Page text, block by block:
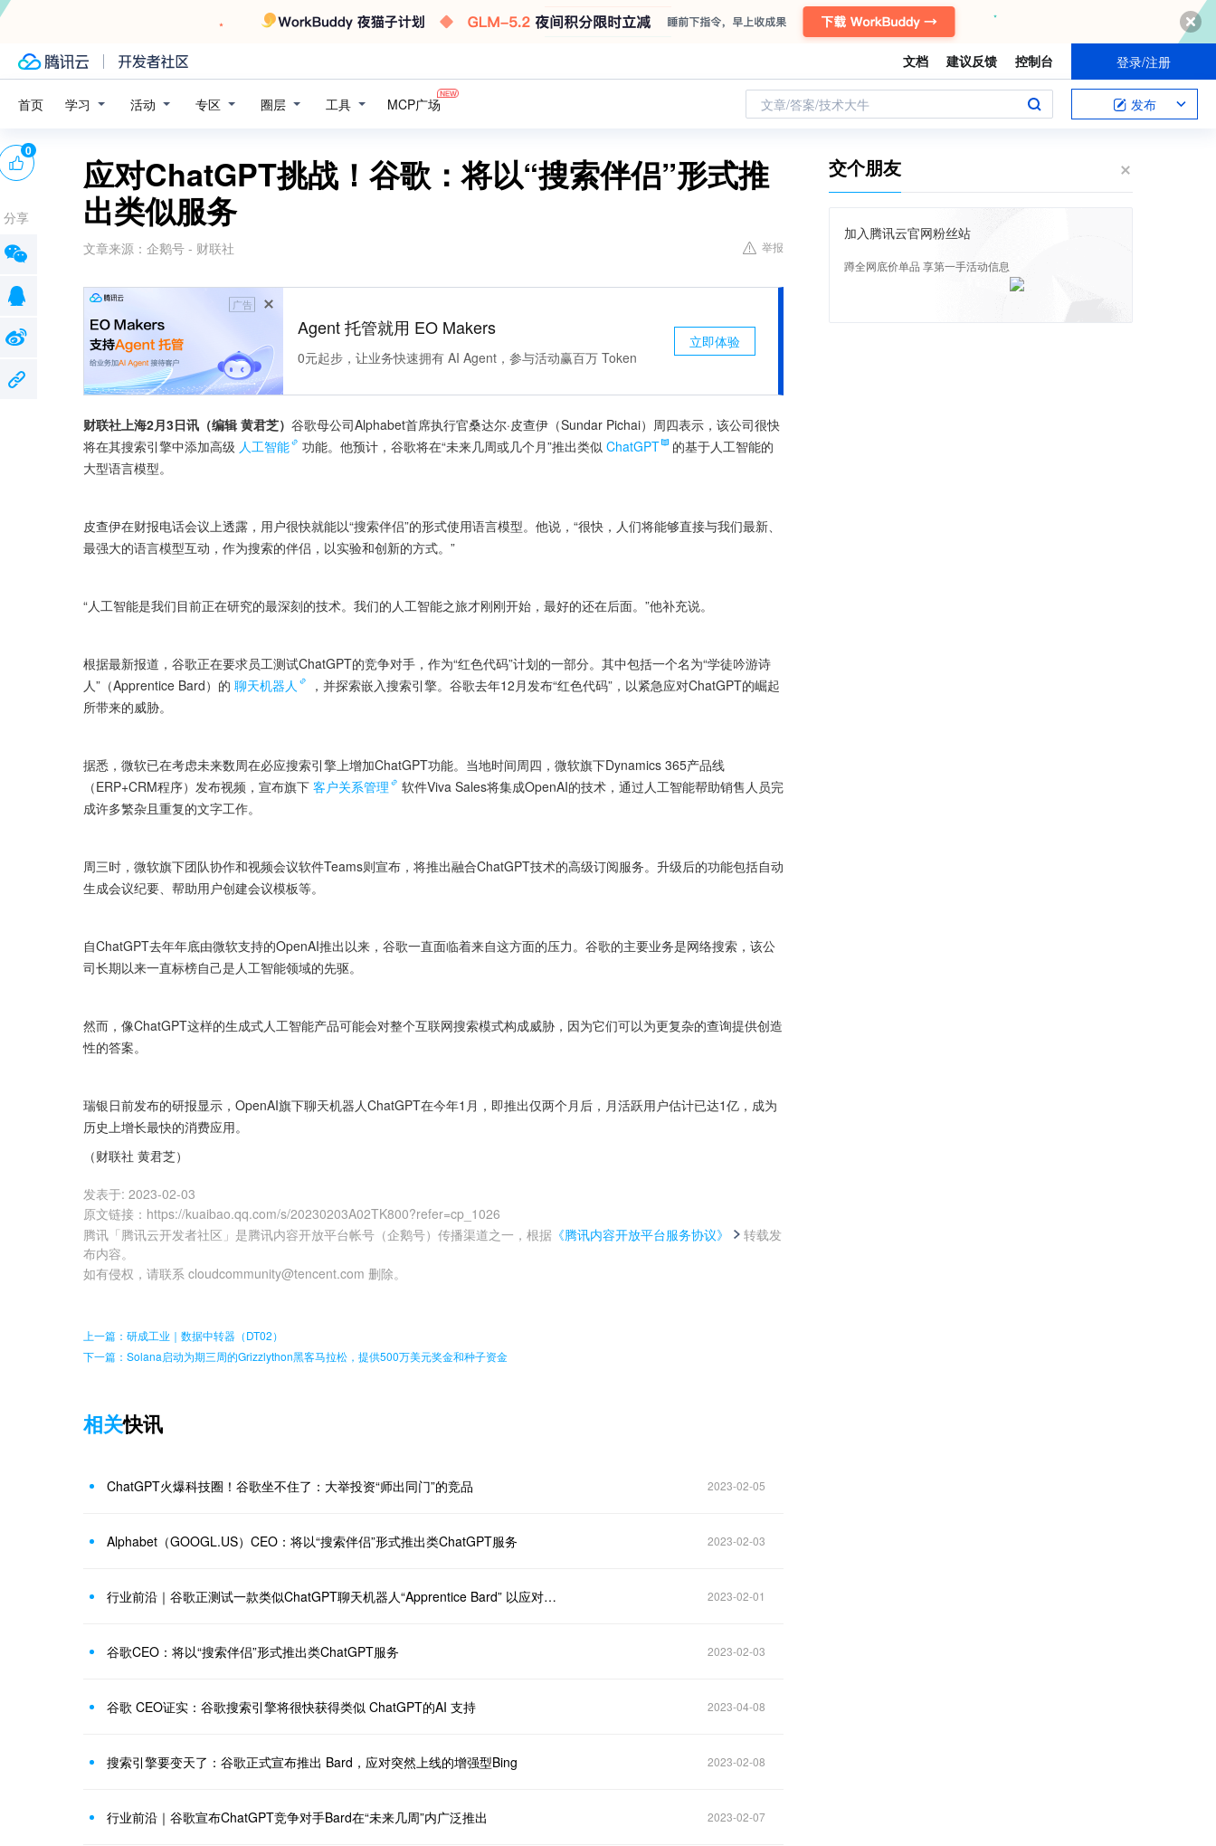
文档 建议反馈 控制台 登录/注册
首页 学习 活动 专区 圈层 工具 MCP广场 文章/答案/技术大牛 发布
应对ChatGPT挑战！谷歌：将以“搜索伴侣”形式推
出类似服务
文章来源： 企鹅号 - 财联社 举报
广告
Agent 托管就用 EO Makers
0元起步，让业务快速拥有 AI Agent，参与活动赢百万 Token
立即体验
财联社上海2月3日讯（编辑 黄君芝） 谷歌母公司Alphabet首席执行官桑达尔·皮查伊（Sundar Pichai）周四表示，该公司很快
将在其搜索引擎中添加高级 人工智能 功能。他预计，谷歌将在“未来几周或几个月”推出类似 ChatGPT
的基于人工智能的
大型语言模型。
皮查伊在财报电话会议上透露，用户很快就能以“搜索伴侣”的形式使用语言模型。他说，“很快，人们将能够直接与我们最新、
最强大的语言模型互动，作为搜索的伴侣，以实验和创新的方式。”
“人工智能是我们目前正在研究的最深刻的技术。我们的人工智能之旅才刚刚开始，最好的还在后面。”他补充说。
根据最新报道，谷歌正在要求员工测试ChatGPT的竞争对手，作为“红色代码”计划的一部分。其中包括一个名为“学徒吟游诗
人”（Apprentice Bard）的 聊天机器人
，并探索嵌入搜索引擎。谷歌去年12月发布“红色代码”，以紧急应对ChatGPT的崛起
所带来的威胁。
据悉，微软已在考虑未来数周在必应搜索引擎上增加ChatGPT功能。当地时间周四，微软旗下Dynamics 365产品线
（ERP+CRM程序）发布视频，宣布旗下 客户关系管理
软件Viva Sales将集成OpenAI的技术，通过人工智能帮助销售人员完
成许多繁杂且重复的文字工作。
周三时，微软旗下团队协作和视频会议软件Teams则宣布，将推出融合ChatGPT技术的高级订阅服务。升级后的功能包括自动
生成会议纪要、帮助用户创建会议模板等。
自ChatGPT去年年底由微软支持的OpenAI推出以来，谷歌一直面临着来自这方面的压力。谷歌的主要业务是网络搜索，该公
司长期以来一直标榜自己是人工智能领域的先驱。
然而，像ChatGPT这样的生成式人工智能产品可能会对整个互联网搜索模式构成威胁，因为它们可以为更复杂的查询提供创造
性的答案。
瑞银日前发布的研报显示，OpenAI旗下聊天机器人ChatGPT在今年1月，即推出仅两个月后，月活跃用户估计已达1亿，成为
历史上增长最快的消费应用。
（财联社 黄君芝）
发表于: 2023-02-03
原文链接 ： https://kuaibao.qq.com/s/20230203A02TK800?refer=cp_1026
腾讯「腾讯云开发者社区」是腾讯内容开放平台帐号（企鹅号）传播渠道之一，根据 《腾讯内容开放平台服务协议》
转载发
布内容。
如有侵权，请联系 cloudcommunity@tencent.com 删除。
0
分享
上一篇：研成工业｜数据中转器（DT02）
下一篇：Solana启动为期三周的Grizzlython黑客马拉松，提供500万美元奖金和种子资金
相关快讯
ChatGPT火爆科技圈！谷歌坐不住了：大举投资“师出同门”的竞品 2023-02-05
Alphabet（GOOGL.US）CEO：将以“搜索伴侣”形式推出类ChatGPT服务 2023-02-03
行业前沿｜谷歌正测试一款类似ChatGPT聊天机器人“Apprentice Bard” 以应对竞争 2023-02-01
谷歌CEO：将以“搜索伴侣”形式推出类ChatGPT服务 2023-02-03
谷歌 CEO证实：谷歌搜索引擎将很快获得类似 ChatGPT的AI 支持 2023-04-08
搜索引擎要变天了：谷歌正式宣布推出 Bard，应对突然上线的增强型Bing 2023-02-08
行业前沿｜谷歌宣布ChatGPT竞争对手Bard在“未来几周”内广泛推出 2023-02-07
交个朋友
加入腾讯云官网粉丝站
蹲全网底价单品 享第一手活动信息